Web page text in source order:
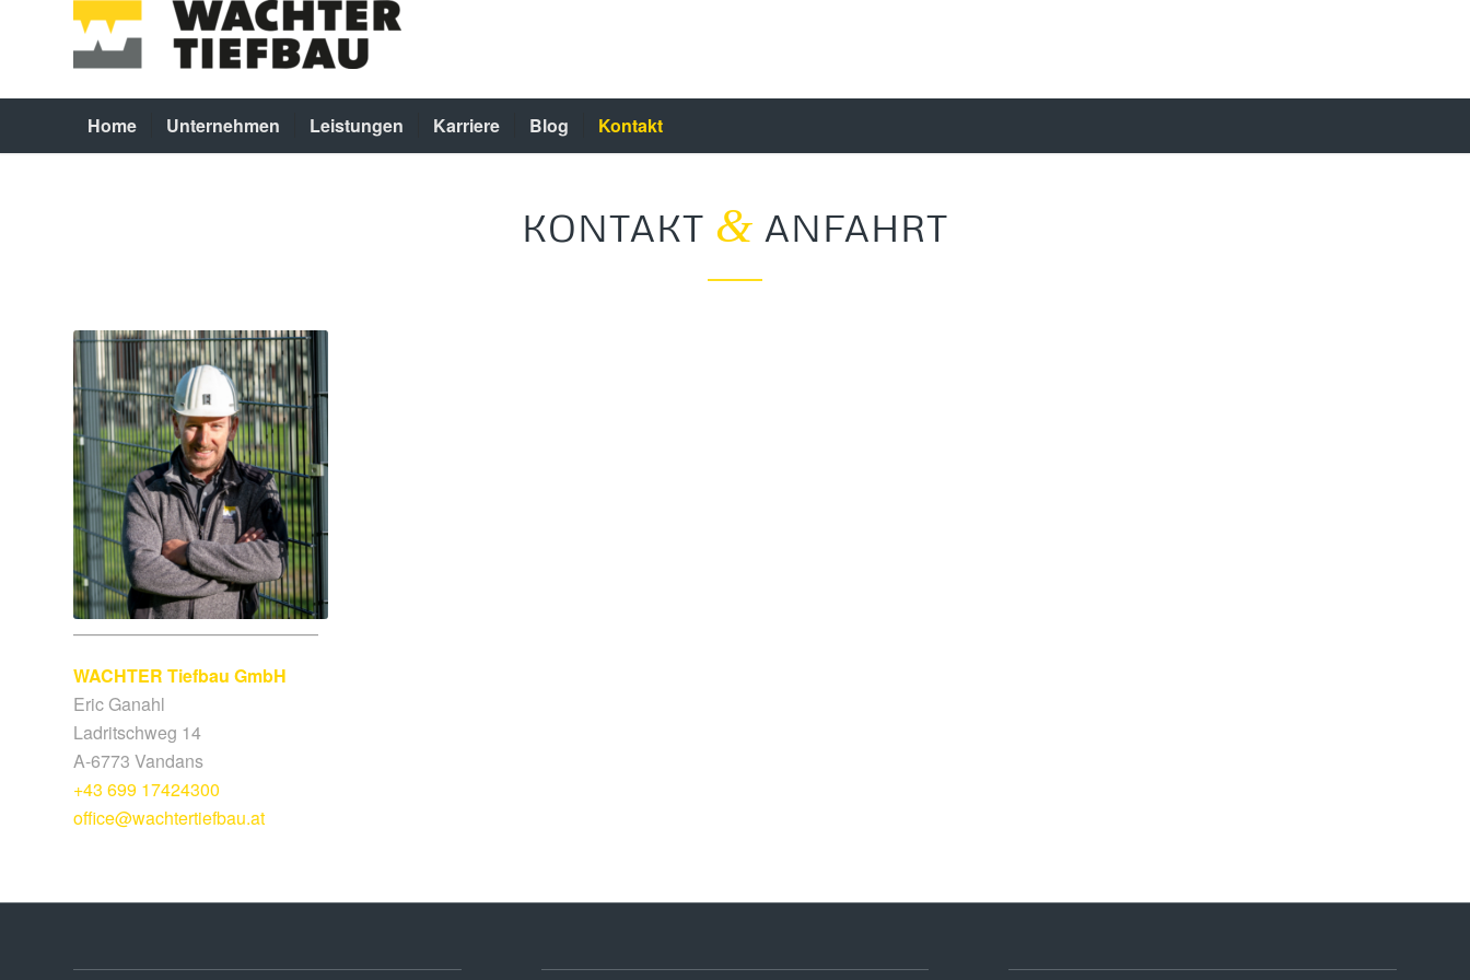
Home Unternehmen Leistungen Karriere Blog Kontakt
KONTAKT & ANFAHRT
——————————————
WACHTER Tiefbau GmbH
Eric Ganahl
Ladritschweg 14
A-6773 Vandans
+43 699 17424300
office@wachtertiefbau.at